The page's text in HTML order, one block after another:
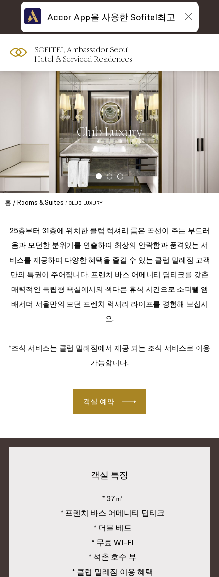
SOFITEL Ambassador Seoul
Hotel & Serviced Residences
Club Luxury
홈 Rooms & Suites CLUB LUXURY
25층부터 31층에 위치한 클럽 럭셔리 룸은 곡선이 주는 부드러
움과 모던한 분위기를 연출하여 최상의 안락함과 품격있는 서
비스를 제공하며 다양한 혜택을 즐길 수 있는 클럽 밀레짐 고객
만의 특권이 주어집니다. 프렌치 바스 어메니티 딥티크를 갖춘
매력적인 독립형 욕실에서의 색다른 휴식 시간으로 소피텔 앰
배서더 서울만의 모던 프렌치 럭셔리 라이프를 경험해 보십시
오.
*조식 서비스는 클럽 밀레짐에서 제공 되는 조식 서비스로 이용
가능합니다.
객실 예약
객실 특징
* 37㎡
* 프렌치 바스 어메니티 딥티크
* 더블 베드
* 무료 WI-FI
* 석촌 호수 뷰
* 클럽 밀레짐 이용 혜택
Accor App을 사용한 Sofitel최고